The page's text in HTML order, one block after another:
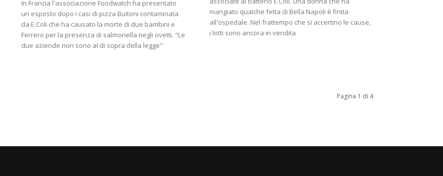
In Francia l'associazione Foodwatch ha presentato
un esposto dopo i casi di pizza Buitoni contaminata
da E.Coli che ha causato la morte di due bambini e
Ferrero per la presenza di salmonella negli ovetti. "Le
due aziende non sono al di sopra della legge"
mangiato qualche fetta di Bella Napoli è finita
all'ospedale. Nel frattempo che si accertino le cause,
i lotti sono ancora in vendita
Pagina 1 di 4